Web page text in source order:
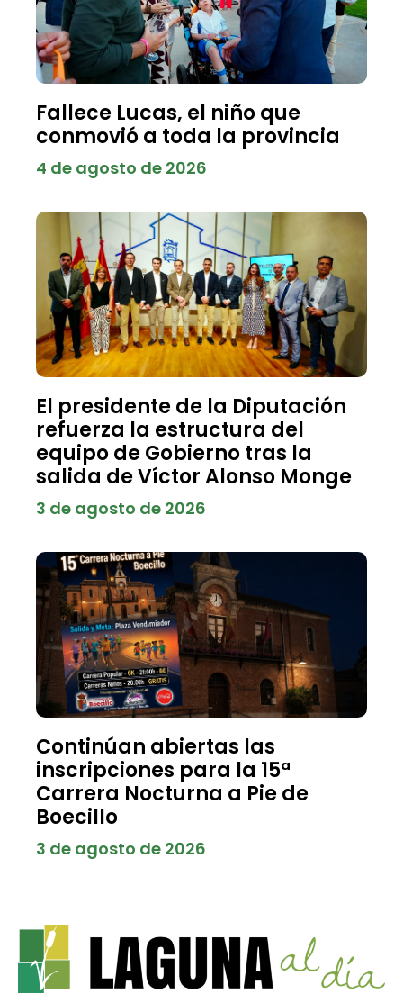
Fallece Lucas, el niño que
conmovió a toda la provincia
4 de agosto de 2026
El presidente de la Diputación
refuerza la estructura del
equipo de Gobierno tras la
salida de Víctor Alonso Monge
3 de agosto de 2026
Continúan abiertas las
inscripciones para la 15ª
Carrera Nocturna a Pie de
Boecillo
3 de agosto de 2026